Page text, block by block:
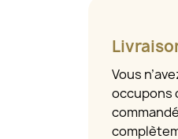
Vous
occupons